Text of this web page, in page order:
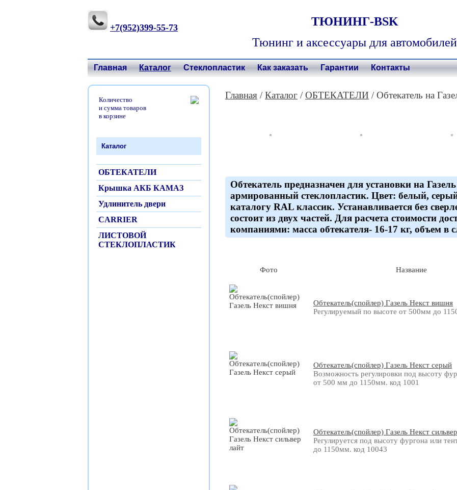
+7(952)399-55-73 ТЮНИНГ-BSK
Тюнинг и аксессуары для автомобилей
Главная Каталог Стеклопластик Как заказать Гарантии Контакты
Количество
и сумма товаров
в корзине
Каталог
ОБТЕКАТЕЛИ
Крышка АКБ КАМАЗ
Удлинитель двери
CARRIER
ЛИСТОВОЙ
СТЕКЛОПЛАСТИК
Главная / Каталог / ОБТЕКАТЕЛИ / Обтекатель на
Обтекатель предназначен для установки на
армированный стеклопластик. Цвет: белый,
каталогу RAL классик. Устанавливается без
состоит из двух частей. Для расчета стоимости
компаниями: масса обтекателя- 16-17 кг, объем в
Фото Название
Обтекатель(спойлер) Газель Некст вишня
Регулируемый по высоте от 500мм до
Обтекатель(спойлер) Газель Некст серый
Возможность регулировки под высоту
от 500 мм до 1150мм. код 1001
Обтекатель(спойлер) Газель Некст
Регулируется под высоту фургона или
до 1150мм. код 10043